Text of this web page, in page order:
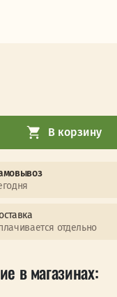
В корзину
отдельно
в магазинах: